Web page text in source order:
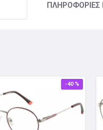
ΠΛΗΡΟΦΟΡΊΕΣ
-40 %